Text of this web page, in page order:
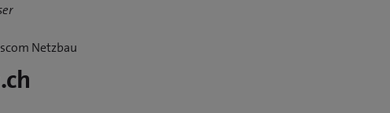
Netzbau